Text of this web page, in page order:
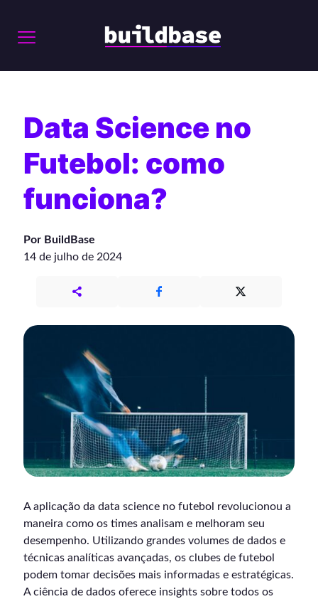
Data Science no
Futebol: como
funciona?
Por BuildBase
14 de julho de 2024
A aplicação da data science no futebol revolucionou a
maneira como os times analisam e melhoram seu
desempenho. Utilizando grandes volumes de dados e
técnicas analíticas avançadas, os clubes de futebol
podem tomar decisões mais informadas e estratégicas.
A ciência de dados oferece insights sobre todos os